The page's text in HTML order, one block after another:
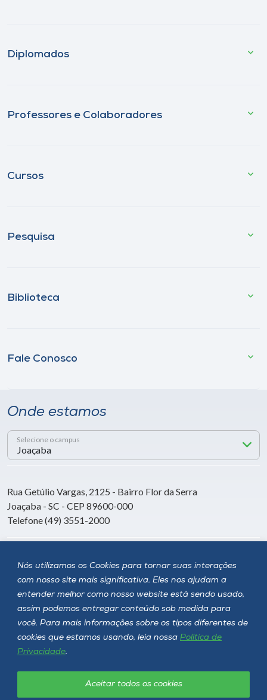
Nós utilizamos os Cookies para tornar suas interações
com nosso site mais significativa. Eles nos ajudam a
entender melhor como nosso website está sendo usado,
assim podemos entregar conteúdo sob medida para
você. Para mais informações sobre os tipos diferentes de
cookies que estamos usando, leia nossa Política de
Privacidade.
Aceitar todos os cookies
Diplomados
Professores e Colaboradores
Cursos
Pesquisa
Biblioteca
Fale Conosco
Onde estamos
Selecione o campus
Rua Getúlio Vargas, 2125 - Bairro Flor da Serra
Joaçaba - SC - CEP 89600-000
Telefone (49) 3551-2000
Siga a Unoesc
Política de privacidade LGPD